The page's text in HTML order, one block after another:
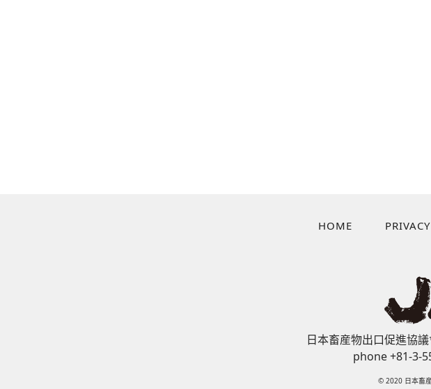
HOME
日本畜産物出口促進協
phone +81-3-
© 2020 日本畜